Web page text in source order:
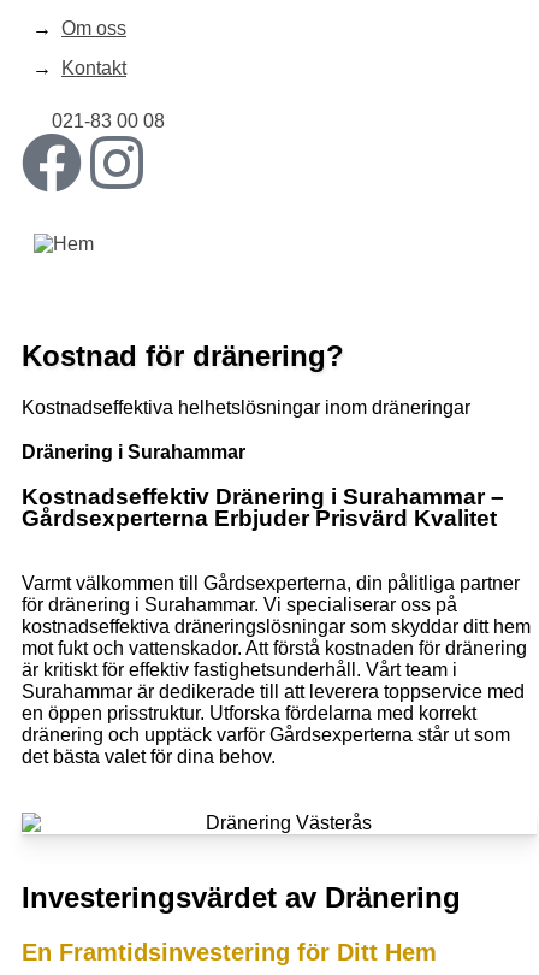
Om oss
Kontakt
021-83 00 08
Kostnad för dränering?
Kostnadseffektiva helhetslösningar inom dräneringar
Dränering i Surahammar
Kostnadseffektiv Dränering i Surahammar –
Gårdsexperterna Erbjuder Prisvärd Kvalitet
Varmt välkommen till Gårdsexperterna, din pålitliga partner
för dränering i Surahammar. Vi specialiserar oss på
kostnadseffektiva dräneringslösningar som skyddar ditt hem
mot fukt och vattenskador. Att förstå kostnaden för dränering
är kritiskt för effektiv fastighetsunderhåll. Vårt team i
Surahammar är dedikerade till att leverera toppservice med
en öppen prisstruktur. Utforska fördelarna med korrekt
dränering och upptäck varför Gårdsexperterna står ut som
det bästa valet för dina behov.
Investeringsvärdet av Dränering
En Framtidsinvestering för Ditt Hem